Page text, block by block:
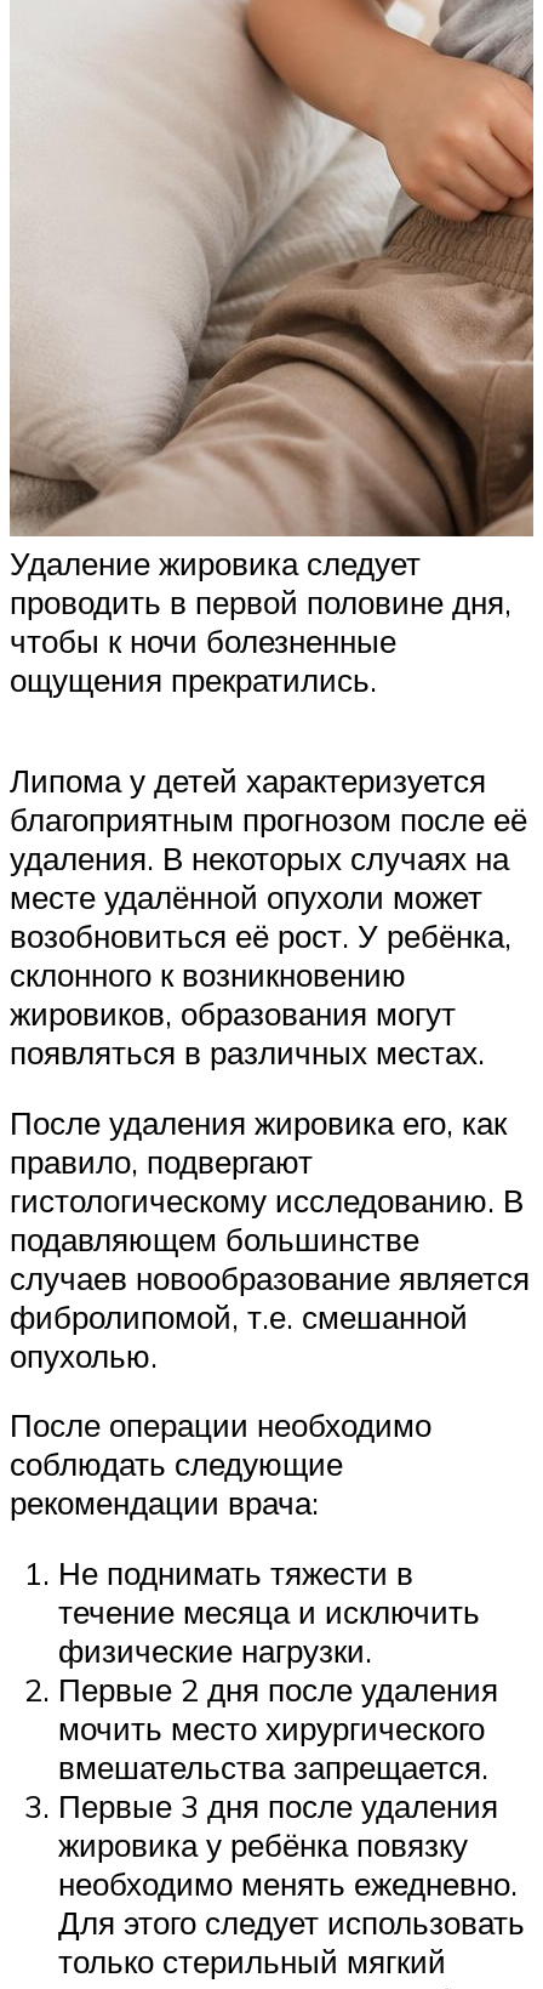
Удаление жировика следует
проводить в первой половине дня,
чтобы к ночи болезненные
ощущения прекратились.
Липома у детей характеризуется
благоприятным прогнозом после её
удаления. В некоторых случаях на
месте удалённой опухоли может
возобновиться её рост. У ребёнка,
склонного к возникновению
жировиков, образования могут
появляться в различных местах.
После удаления жировика его, как
правило, подвергают
гистологическому исследованию. В
подавляющем большинстве
случаев новообразование является
фибролипомой, т.е. смешанной
опухолью.
После операции необходимо
соблюдать следующие
рекомендации врача:
Не поднимать тяжести в
течение месяца и исключить
физические нагрузки.
Первые 2 дня после удаления
мочить место хирургического
вмешательства запрещается.
Первые 3 дня после удаления
жировика у ребёнка повязку
необходимо менять ежедневно.
Для этого следует использовать
только стерильный мягкий